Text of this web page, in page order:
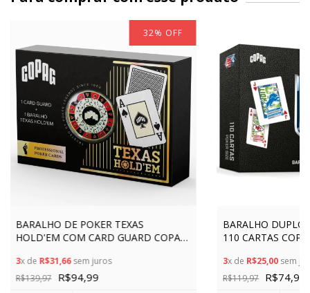
32% OFF
BARALHO DE POKER TEXAS
HOLD'EM COM CARD GUARD COPAG
PLÁSTICO MOEDA PREMIUM
3x de R$31,66sem juros
R$139,97 R$94,99
BARALHO DUPLO
110 CARTAS
EQUIPE CARDS
3x de R$25,00sem
R$119,97
R$74,99